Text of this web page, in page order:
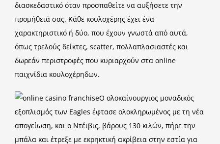
διασκεδαστικό όταν προσπαθείτε να αυξήσετε την
προμήθειά σας. Κάθε κουλοχέρης έχει ένα
χαρακτηριστικό ή δύο, που έχουν γνωστά από αυτά,
όπως τρελούς δείκτες, scatter, πολλαπλασιαστές και
δωρεάν περιστροφές που κυριαρχούν στα online
παιχνίδια κουλοχέρηδων.
Ο ολοκαίνουργιος μοναδικός
εξοπλισμός των Eagles έφτασε ολοκληρωμένος με τη νέα
απογείωση, και ο Ντέιβις, βάρους 130 κιλών, πήρε την
μπάλα και έτρεξε με εκρηκτική ακρίβεια στην εστία για